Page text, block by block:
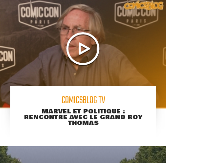
COMICSBLOG TV
MARVEL ET POLITIQUE :
RENCONTRE AVEC LE GRAND ROY
THOMAS